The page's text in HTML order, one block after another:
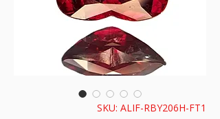
SKU: ALIF-RBY206H-FT1